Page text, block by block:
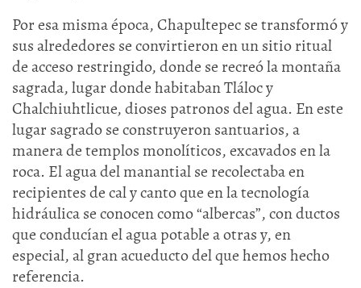
Por esa misma época, Chapultepec se transformó y
sus alrededores se convirtieron en un sitio ritual
de acceso restringido, donde se recreó la montaña
sagrada, lugar donde habitaban Tláloc y
Chalchiuhtlicue, dioses patronos del agua. En este
lugar sagrado se construyeron santuarios, a
manera de templos monolíticos, excavados en la
roca. El agua del manantial se recolectaba en
recipientes de cal y canto que en la tecnología
hidráulica se conocen como “albercas”, con ductos
que conducían el agua potable a otras y, en
especial, al gran acueducto del que hemos hecho
referencia.